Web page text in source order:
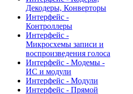
Декодеры, Конверторы
Интерфейс -
Контроллеры
Интерфейс -
Микросхемы записи и
воспроизведения голоса
Интерфейс - Модемы -
ИС и модули
Интерфейс - Модули
Интерфейс - Прямой